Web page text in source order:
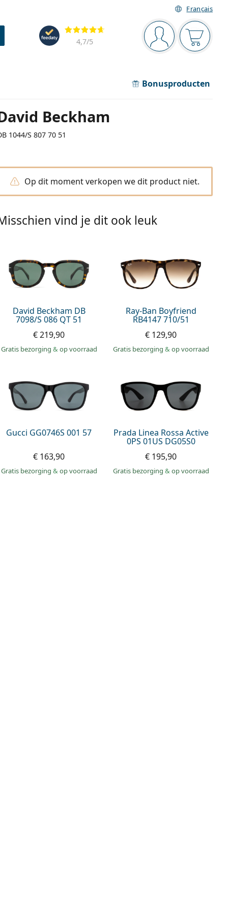
Français
Navigatie
Je bent ingelogd
Jouw
Beoordelingen
4,7/5
Bonusproducten
Beckham
1044/S 807 70 51
Op dit moment verkopen we dit product niet.
vind je dit ook leuk
David Beckham DB
7098/S 086 QT 51
€ 219,90
Gratis bezorging & op voorraad
Ray-Ban Boyfriend
RB4147 710/51
€ 129,90
Gratis bezorging & op voorraad
Gucci GG0746S 001 57
€ 163,90
Gratis bezorging & op voorraad
Prada Linea Rossa Active
0PS 01US DG05S0
€ 195,90
Gratis bezorging & op voorraad